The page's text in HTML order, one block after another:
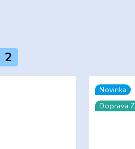
2
Novinka
Doprava